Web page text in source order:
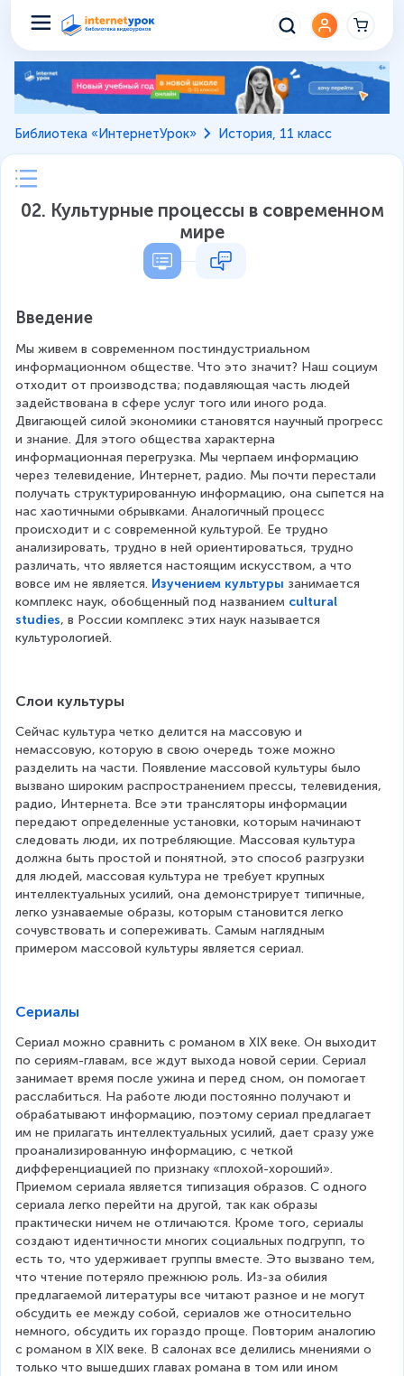
Библиотека «ИнтернетУрок» История, 11 класс
02. Культурные процессы в современном
мире
Введение
Мы живем в современном постиндустриальном
информационном обществе. Что это значит? Наш социум
отходит от производства; подавляющая часть людей
задействована в сфере услуг того или иного рода.
Двигающей силой экономики становятся научный прогресс
и знание. Для этого общества характерна
информационная перегрузка. Мы черпаем информацию
через телевидение, Интернет, радио. Мы почти перестали
получать структурированную информацию, она сыпется на
нас хаотичными обрывками. Аналогичный процесс
происходит и с современной культурой. Ее трудно
анализировать, трудно в ней ориентироваться, трудно
различать, что является настоящим искусством, а что
вовсе им не является. Изучением культуры занимается
комплекс наук, обобщенный под названием cultural
studies, в России комплекс этих наук называется
культурологией.
Слои культуры
Сейчас культура четко делится на массовую и
немассовую, которую в свою очередь тоже можно
разделить на части. Появление массовой культуры было
вызвано широким распространением прессы, телевидения,
радио, Интернета. Все эти трансляторы информации
передают определенные установки, которым начинают
следовать люди, их потребляющие. Массовая культура
должна быть простой и понятной, это способ разгрузки
для людей, массовая культура не требует крупных
интеллектуальных усилий, она демонстрирует типичные,
легко узнаваемые образы, которым становится легко
сочувствовать и сопереживать. Самым наглядным
примером массовой культуры является сериал.
Сериалы
Сериал можно сравнить с романом в XIX веке. Он выходит
по сериям-главам, все ждут выхода новой серии. Сериал
занимает время после ужина и перед сном, он помогает
расслабиться. На работе люди постоянно получают и
обрабатывают информацию, поэтому сериал предлагает
им не прилагать интеллектуальных усилий, дает сразу уже
проанализированную информацию, с четкой
дифференциацией по признаку «плохой-хороший».
Приемом сериала является типизация образов. С одного
сериала легко перейти на другой, так как образы
практически ничем не отличаются. Кроме того, сериалы
создают идентичности многих социальных подгрупп, то
есть то, что удерживает группы вместе. Это вызвано тем,
что чтение потеряло прежнюю роль. Из-за обилия
предлагаемой литературы все читают разное и не могут
обсудить ее между собой, сериалов же относительно
немного, обсудить их гораздо проще. Повторим аналогию
с романом в XIX веке. В салонах все делились мнениями о
только что вышедших главах романа в том или ином